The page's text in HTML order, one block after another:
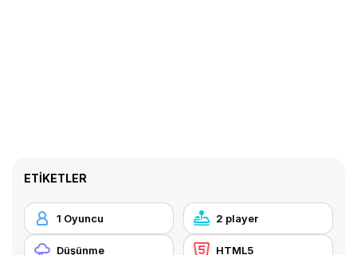
ETIKETLER
1 Oyuncu 2 player
Düşünme HTML5